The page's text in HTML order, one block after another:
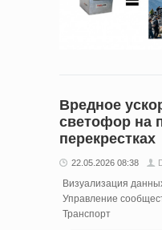
Вредное
светофор на
перекрестках
22.05.2026 08:38
Визуализация
Управление
Транспорт